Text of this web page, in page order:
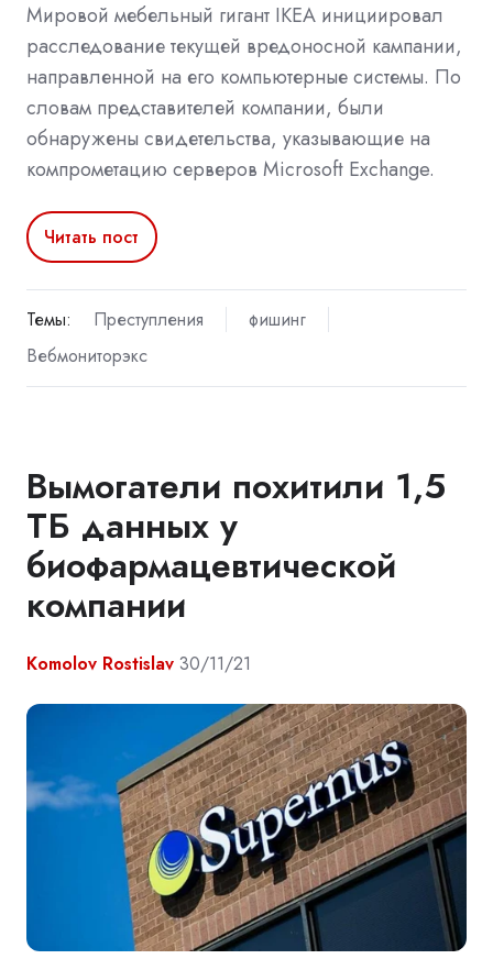
Мировой мебельный гигант IKEA инициировал
расследование текущей вредоносной кампании,
направленной на его компьютерные системы. По
словам представителей компании, были
обнаружены свидетельства, указывающие на
компрометацию серверов Microsoft Exchange.
Читать пост
Темы: Преступления
фишинг
Вебмониторэкс
Вымогатели похитили 1,5
ТБ данных у
биофармацевтической
компании
Komolov Rostislav 30/11/21